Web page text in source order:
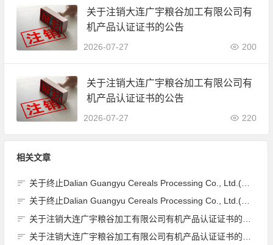
关于注销大连广宇粮谷加工有限公司有
机产品认证证书的公告
2026-07-27 200
关于注销大连广宇粮谷加工有限公司有
机产品认证证书的公告
2026-07-27 220
相关文章
关于终止Dalian Guangyu Cereals Processing Co., Ltd.(大连广宇粮谷加工有限公司)JAS有机产品认证证书的公告
关于终止Dalian Guangyu Cereals Processing Co., Ltd.(大连广宇粮谷加工有限公司)JAS有机产品认证证书的公告
关于注销大连广宇粮谷加工有限公司有机产品认证证书的公告
关于注销大连广宇粮谷加工有限公司有机产品认证证书的公告